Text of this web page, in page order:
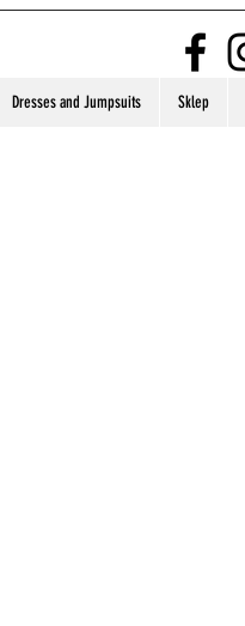
Dresses and Jumpsuits Sklep